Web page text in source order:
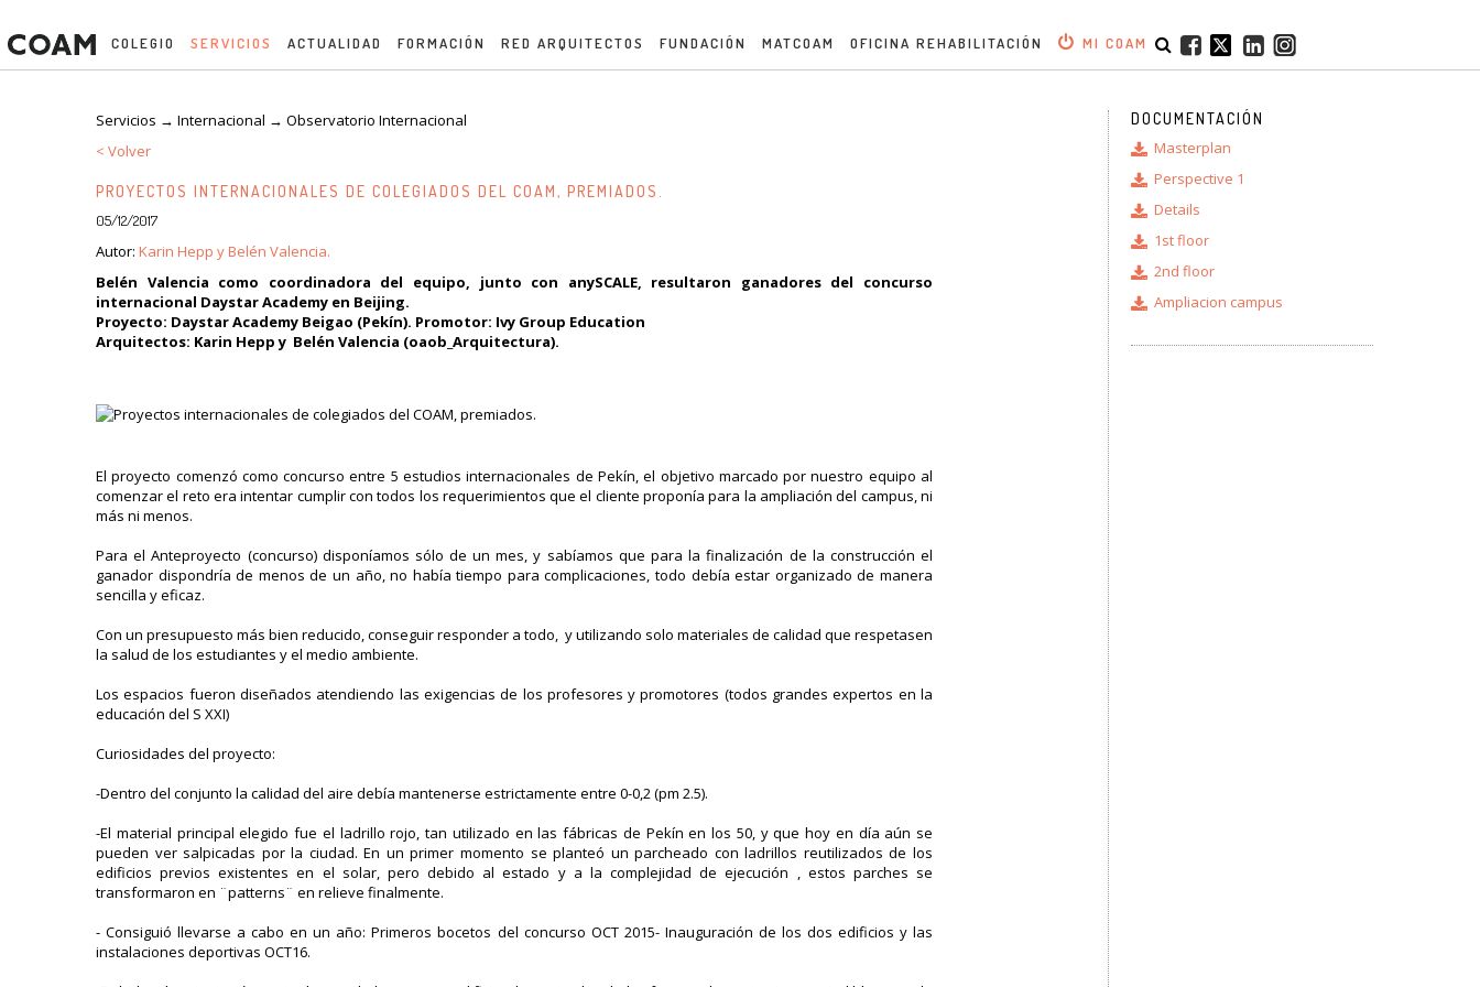
COLEGIO SERVICIOS ACTUALIDAD FORMACIÓN RED ARQUITECTOS FUNDACIÓN MATCOAM OFICINA REHABILITACIÓN MI COAM
Servicios → Internacional → Observatorio Internacional
< Volver
PROYECTOS INTERNACIONALES DE COLEGIADOS DEL COAM, PREMIADOS.
05/12/2017
Autor: Karin Hepp y Belén Valencia.
Belén Valencia como coordinadora del equipo, junto con anySCALE, resultaron ganadores del concurso
internacional Daystar Academy en Beijing.
Proyecto: Daystar Academy Beigao (Pekín). Promotor: Ivy Group Education
Arquitectos: Karin Hepp y Belén Valencia (oaob_Arquitectura).
El proyecto comenzó como concurso entre 5 estudios internacionales de Pekín, el objetivo marcado por nuestro equipo al
comenzar el reto era intentar cumplir con todos los requerimientos que el cliente proponía para la ampliación del campus, ni
más ni menos.
Para el Anteproyecto (concurso) disponíamos sólo de un mes, y sabíamos que para la finalización de la construcción el
ganador dispondría de menos de un año, no había tiempo para complicaciones, todo debía estar organizado de manera
sencilla y eficaz.
Con un presupuesto más bien reducido, conseguir responder a todo, y utilizando solo materiales de calidad que respetasen
la salud de los estudiantes y el medio ambiente.
Los espacios fueron diseñados atendiendo las exigencias de los profesores y promotores (todos grandes expertos en la
educación del S XXI)
Curiosidades del proyecto:
-Dentro del conjunto la calidad del aire debía mantenerse estrictamente entre 0-0,2 (pm 2.5).
-El material principal elegido fue el ladrillo rojo, tan utilizado en las fábricas de Pekín en los 50, y que hoy en día aún se
pueden ver salpicadas por la ciudad. En un primer momento se planteó un parcheado con ladrillos reutilizados de los
edificios previos existentes en el solar, pero debido al estado y a la complejidad de ejecución , estos parches se
transformaron en ¨patterns¨ en relieve finalmente.
- Consiguió llevarse a cabo en un año: Primeros bocetos del concurso OCT 2015- Inauguración de los dos edificios y las
instalaciones deportivas OCT16.
DOCUMENTACIÓN
Masterplan
Perspective 1
Details
1st floor
2nd floor
Ampliacion campus